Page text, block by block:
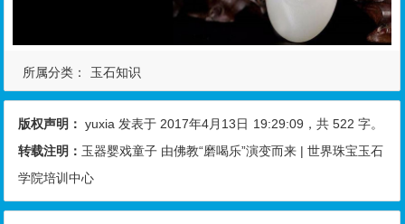
所属分类： 玉石知识
版权声明： yuxia 发表于 2017年4月13日 19:29:09 ，共 522 字。
转载注明： 玉器婴戏童子 由佛教“磨喝乐”演变而来 | 世界珠宝玉石
学院培训中心